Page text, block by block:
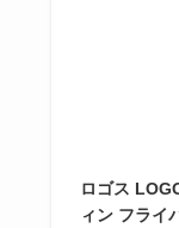
ロゴス
ィン フライ